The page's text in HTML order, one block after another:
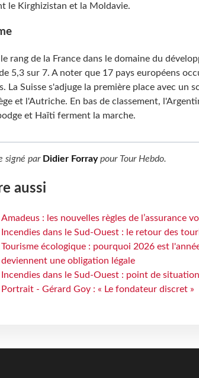
le Kirghizistan et la Moldavie.
rang de la France dans le domaine du
5,3 sur 7. A noter que 17 pays européens
La Suisse s'adjuge la première place avec un
et l'Autriche. En bas de classement,
et Haïti ferment la marche.
signé par Didier Forraypour Tour Hebdo.
aussi
Amadeus : les nouvelles règles de l’assurance
Incendies dans le Sud-Ouest : le retour des
Tourisme écologique : pourquoi 2026 est
deviennent une obligation légale
Incendies dans le Sud-Ouest : point de
Portrait - Gérard Goy : « Le fondateur discret »